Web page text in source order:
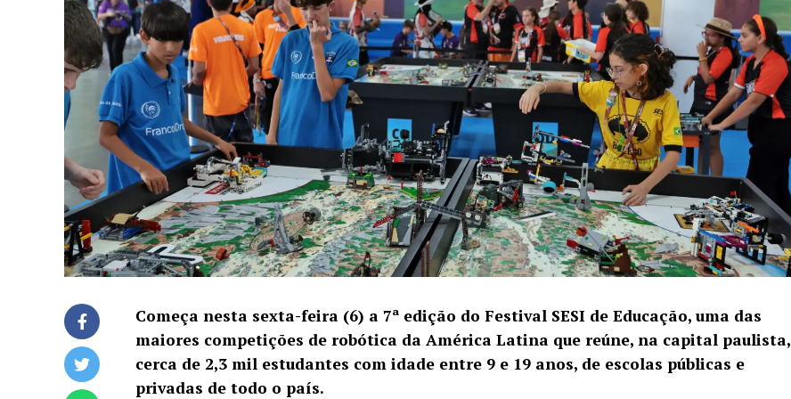
Começa nesta sexta-feira (6) a 7ª edição do Festival SESI de Educação, uma das
maiores competições de robótica da América Latina que reúne, na capital paulista,
cerca de 2,3 mil estudantes com idade entre 9 e 19 anos, de escolas públicas e
privadas de todo o país.